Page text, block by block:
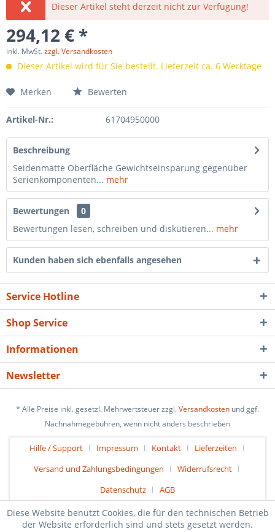
Dieser Artikel steht derzeit nicht zur Verfügung!
294,12 € *
inkl. MwSt.zzgl. Versandkosten
Dieser Artikel wird für Sie bestellt. Lieferzeit ca. 6 Werktage
Merken Bewerten
Artikel-Nr.: 61704950000
Beschreibung
Seidenmatte Oberfläche Gewichtseinsparung gegenüber
Serienkomponenten... mehr
Bewertungen
0
Bewertungen lesen, schreiben und diskutieren... mehr
Kunden haben sich ebenfalls angesehen
Service Hotline
Shop Service
Informationen
Newsletter
* Alle Preise inkl. gesetzl. Mehrwertsteuer zzgl.Versandkosten und ggf.
Nachnahmegebühren, wenn nicht anders beschrieben
Hilfe / Support Impressum Kontakt
Lieferzeiten
Versand und Zahlungsbedingungen
Widerrufsrecht
Datenschutz
AGB
Diese Website benutzt Cookies, die für den technischen Betrieb
der Website erforderlich sind und stets gesetzt werden.